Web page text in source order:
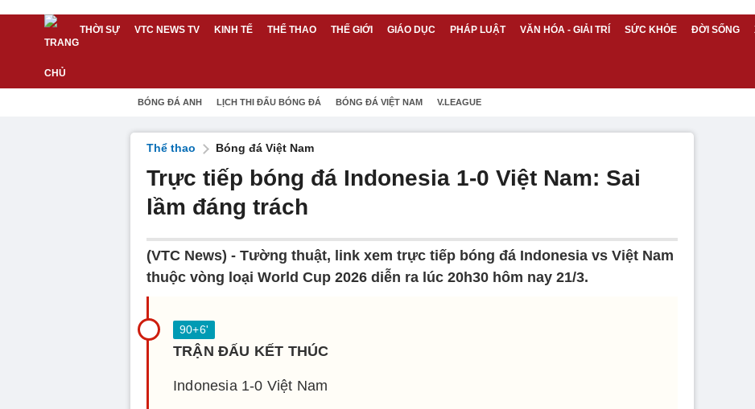
THỜI SỰ VTC NEWS TV KINH TẾ THỂ THAO THẾ GIỚI GIÁO DỤC PHÁP LUẬT VĂN HÓA - GIẢI TRÍ SỨC KHỎE ĐỜI SỐNG
BÓNG ĐÁ ANH LỊCH THI ĐẤU BÓNG ĐÁ BÓNG ĐÁ VIỆT NAM V.LEAGUE
Thể thao Bóng đá Việt Nam
Trực tiếp bóng đá Indonesia 1-0 Việt Nam: Sai
lầm đáng trách
(VTC News) - Tường thuật, link xem trực tiếp bóng đá Indonesia vs Việt Nam
thuộc vòng loại World Cup 2026 diễn ra lúc 20h30 hôm nay 21/3.
TRẬN ĐẤU KẾT THÚC
Indonesia 1-0 Việt Nam